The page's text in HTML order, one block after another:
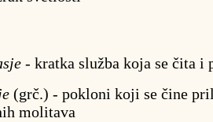
- kratka služba koja se čita i
(grč.) - pokloni koji se čine
molitava